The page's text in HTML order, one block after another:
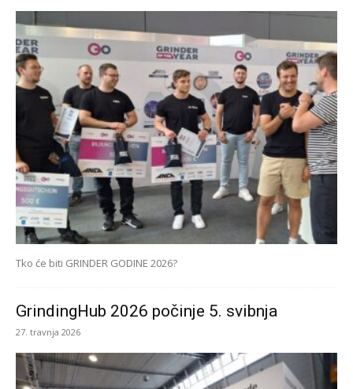
Tko će biti GRINDER GODINE 2026?
GrindingHub 2026 počinje 5. svibnja
27. travnja 2026